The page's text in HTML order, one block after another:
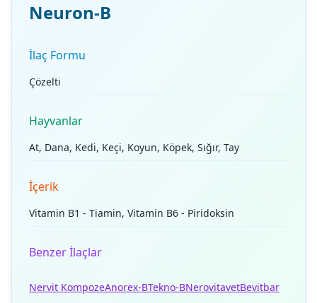
Neuron-B
İlaç Formu
Çözelti
Hayvanlar
At, Dana, Kedi, Keçi, Koyun, Köpek, Sığır, Tay
İçerik
Vitamin B1 - Tiamin, Vitamin B6 - Piridoksin
Benzer İlaçlar
Nervit KompozeAnorex-BTekno-BNerovitavetBevitbar